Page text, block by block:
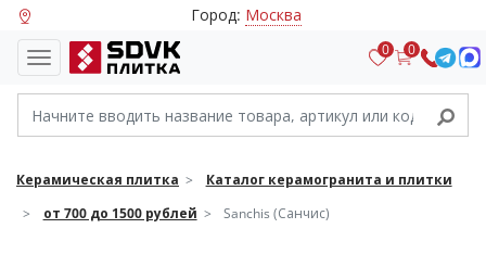
Город: Москва
0 0
Керамическая плитка
Каталог керамогранита и плитки
от 700 до 1500 рублей
Sanchis (Санчис)